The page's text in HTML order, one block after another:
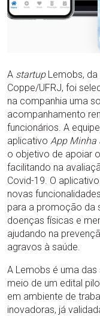
A startupLemobs, da
Coppe/UFRJ, foi
na companhia uma
acompanhamento
funcionários. A
aplicativo App Minha
o objetivo de apoiar
facilitando na
Covid-19. O
novas
para a promoção da
doenças físicas e
ajudando na
agravos à saúde.
A Lemobs é uma
meio de um edital
em ambiente de
inovadoras, já